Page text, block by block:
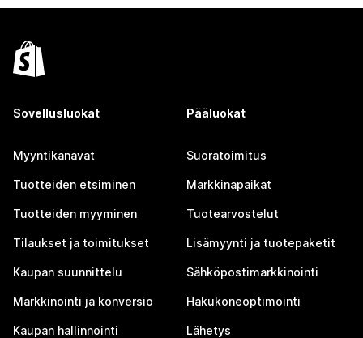
Sovellusluokat
Myyntikanavat
Tuotteiden etsiminen
Tuotteiden myyminen
Tilaukset ja toimitukset
Kaupan suunnittelu
Markkinointi ja konversio
Kaupan hallinnointi
Pääluokat
Suoratoimitus
Markkinapaikat
Tuotearvostelut
Lisämyynti ja tuotepaketit
Sähköpostimarkkinointi
Hakukoneoptimointi
Lähetys